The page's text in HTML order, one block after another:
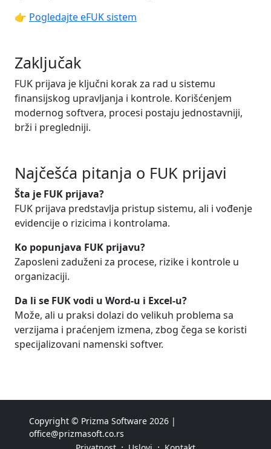
👉 Pogledajte eFUK sistem
Zaključak
FUK prijava je ključni korak za rad u sistemu
finansijskog upravljanja i kontrole. Korišćenjem
modernog softvera, procesi postaju jednostavniji,
brži i pregledniji.
Najčešća pitanja o FUK prijavi
Šta je FUK prijava?
FUK prijava predstavlja pristup sistemu, ali i vođenje
evidencije o rizicima i kontrolama.
Ko popunjava FUK prijavu?
Zaposleni zaduženi za procese, rizike i kontrole u
organizaciji.
Da li se FUK vodi u Word-u i Excel-u?
Može, ali u praksi dolazi do velikuh problema sa
verzijama i praćenjem izmena, zbog čega se koristi
specijalizovani namenski softver.
Copyright © Prizma Software 2026 |
office@prizmasoft.co.rs